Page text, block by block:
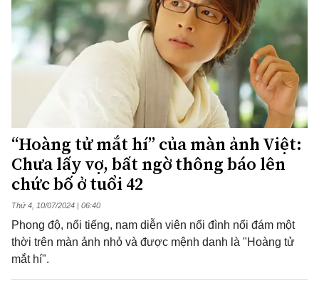
“Hoàng tử mắt hí” của màn ảnh Việt:
Chưa lấy vợ, bất ngờ thông báo lên
chức bố ở tuổi 42
Thứ 4, 10/07/2024 | 06:40
Phong độ, nổi tiếng, nam diễn viên nổi đình nổi đám một
thời trên màn ảnh nhỏ và được mệnh danh là "Hoàng tử
mắt hí".